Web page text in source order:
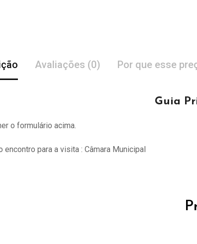
Avaliações (0) Por que esse
Guia
o formulário acima.
encontro para a visita : Câmara Municipal